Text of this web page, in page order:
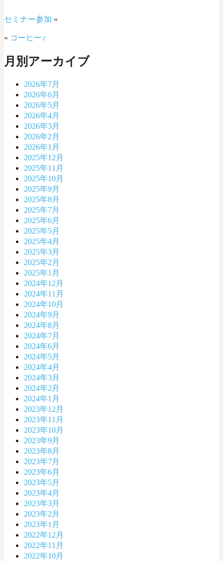
セミナー参加 »
« コーヒー♪
月別アーカイブ
2026年7月
2026年6月
2026年5月
2026年4月
2026年3月
2026年2月
2026年1月
2025年12月
2025年11月
2025年10月
2025年9月
2025年8月
2025年7月
2025年6月
2025年5月
2025年4月
2025年3月
2025年2月
2025年1月
2024年12月
2024年11月
2024年10月
2024年9月
2024年8月
2024年7月
2024年6月
2024年5月
2024年4月
2024年3月
2024年2月
2024年1月
2023年12月
2023年11月
2023年10月
2023年9月
2023年8月
2023年7月
2023年6月
2023年5月
2023年4月
2023年3月
2023年2月
2023年1月
2022年12月
2022年11月
2022年10月